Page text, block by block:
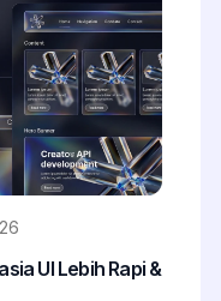
UI Lebih Rapi &